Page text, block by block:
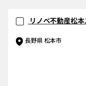
リノベ不動産松
長野県 松本市